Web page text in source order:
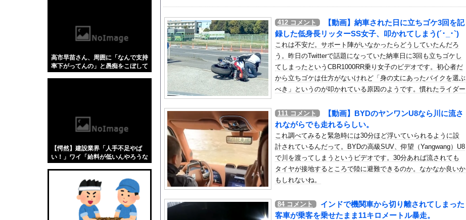
高市早苗さん、周囲に「なんで支持
率下がってんの」と愚痴をこぼして
【愕然】建設業界「人手不足やば
い！」ワイ「給料が低いんやろうな
【にじさんじ】 ルイス「ドパガキの時代は終わり！セロトニン優位のセロガキなるわよ！ン...
【ホロライブ】 ねねち概要欄、小学生並みの感想で草
【画像】 女の子「ど、どどどどこ見てるんですかッ！」
未だに夫が奨学金を背負ってるんだけど、義両親が旅行や趣味に勤しんでるのを見るとモヤモ...
LIAR GAME -ライアーゲーム- 第17話 感想：秋山さんの逆転の策がバレちゃ...
2028年ロス五輪米国代表は6連覇なるか 39歳KDに加え、43歳レブロンが加入する...
【にじさんじ】お互いをコードネームで呼び合ってたよいゆめ他
ロシア、ウクライナの大規模通販倉庫を攻撃…ワイルドベリーズへの報復！
【日向坂46】Zepp Osaka、客席が想像以上にヤバい…
パチ●コ店「今日がグランドオープンから15周年記念日です！」←ワイ「五万負けてます」
三上悠亜さん「乳の首みえてるけど、気づかんふりしとこ」（動画あり）
あっち系御用達で有名になった某ブランド、一時は飛ぶ鳥を落とす勢いだったが今期の業績は...
【スパロボY】しかしクロウはやっぱいいな！主人公として魅力的すぎる…！
【画像】ラノベ作家（52）「新作ラブコメ書いたぞ！ｗ」X民「いい歳こいてラブコメ（笑...
412 コメント
【動画】納車された日に立ちゴケ3回を記
録した低身長リッターSS女子、叩かれてしまう(´･_･`)
これは不安だ。サポート陣がいなかったらどうしていたんだろ
う。昨日のTwitterで話題になっていた納車日に3回も立ちゴケし
てしまったというCBR1000RR乗り女子のビデオです。初心者だ
から立ちゴケは仕方がないけれど「身の丈にあったバイクを選ぶ
べき」というのが叩かれている原因のようです。慣れたライダー
111 コメント
【動画】BYDのヤンワンU8なら川に流さ
れながらでも走れるらしい。
これ調べてみると緊急時には30分ほど浮いていられるように設
計されているんだって。BYDの高級SUV、仰望（Yangwang）U8
で川を渡ってしまうというビデオです。30分あれば流されても
タイヤが接地するところで陸に避難できるのか。なかなか良いか
もしれないね。
84 コメント
インドで機関車から切り離されてしまった
客車が乗客を乗せたまま11キロメートル暴走。